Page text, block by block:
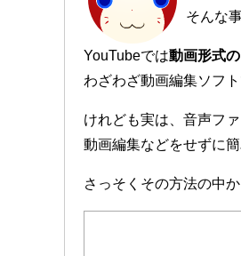
そんな
YouTubeでは動画形式
わざわざ動画編集ソフ
けれども実は、音声フ
動画編集などをせずに
さっそくその方法の中